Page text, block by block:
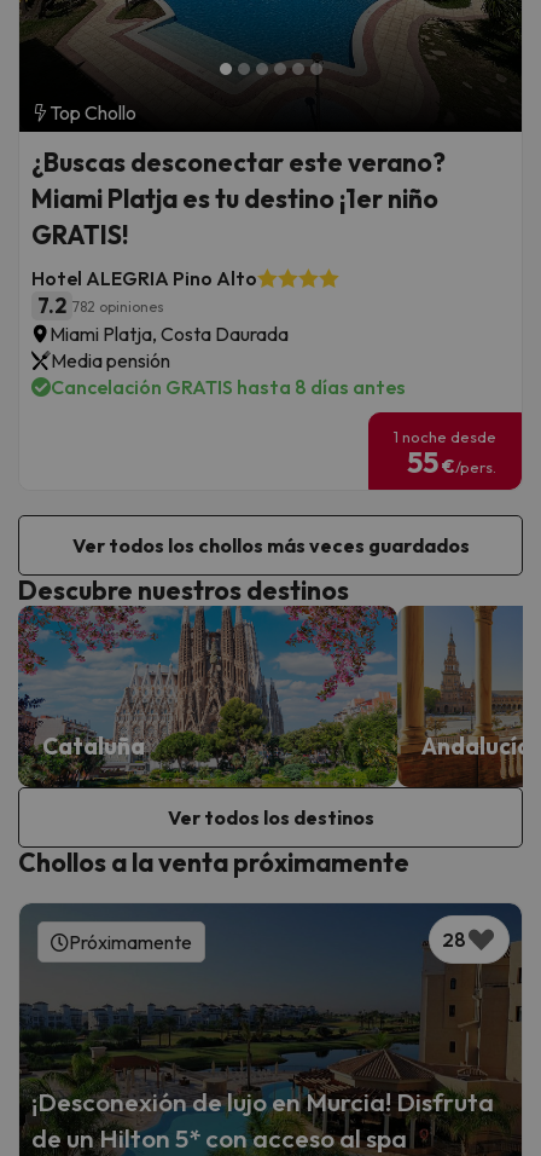
Top Chollo
¿Buscas desconectar este verano?
Miami Platja es tu destino ¡1er niño
GRATIS!
Hotel ALEGRIA Pino Alto
7.2 782 opiniones
Miami Platja, Costa Daurada
Media pensión
Cancelación GRATIS hasta 8 días antes
1 noche desde
55€/pers.
Ver todos los chollos más veces guardados
Descubre nuestros destinos
Cataluña Andalucía
Ver todos los destinos
Chollos a la venta próximamente
28
Próximamente
¡Desconexión de lujo en Murcia! Disfruta
de un Hilton 5* con acceso al spa